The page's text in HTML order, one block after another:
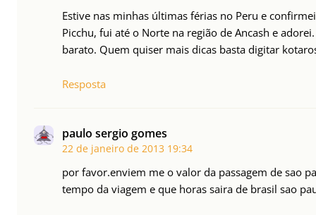
Estive nas minhas últimas férias no Peru e
Picchu, fui até o Norte na região de Ancash e
barato. Quem quiser mais dicas basta digitar
Resposta
paulo sergio gomes
22 de janeiro de 2013 19:34
por favor.enviem me o valor da passagem de sao
tempo da viagem e que horas saira de brasil sao